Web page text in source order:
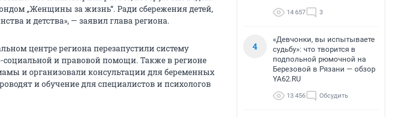
„Женщины за жизнь“. Ради сбережения детей,
и детства», — заявил глава региона.
центре региона перезапустили систему
социальной и правовой помощи. Также в регионе
и организовали консультации для беременных
и обучение для специалистов и психологов
14 657 3
4
«Девчонки, вы испытываете
судьбу»: что творится в
подпольной рюмочной на
Березовой в Рязани — обзор
YA62.RU
13 456 Обсудить